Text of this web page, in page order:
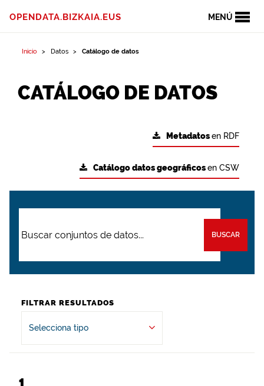
MENÚ
OPENDATA.BIZKAIA.EUS
Inicio Datos Catálogo de datos
CATÁLOGO DE DATOS
Metadatosen RDF
Catálogo datos geográficosen CSW
BUSCAR
FILTRAR RESULTADOS
Selecciona tipo